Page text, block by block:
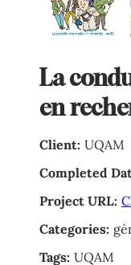
La
en
Client: UQAM
Completed
Project URL:
Categories:
Tags: UQAM